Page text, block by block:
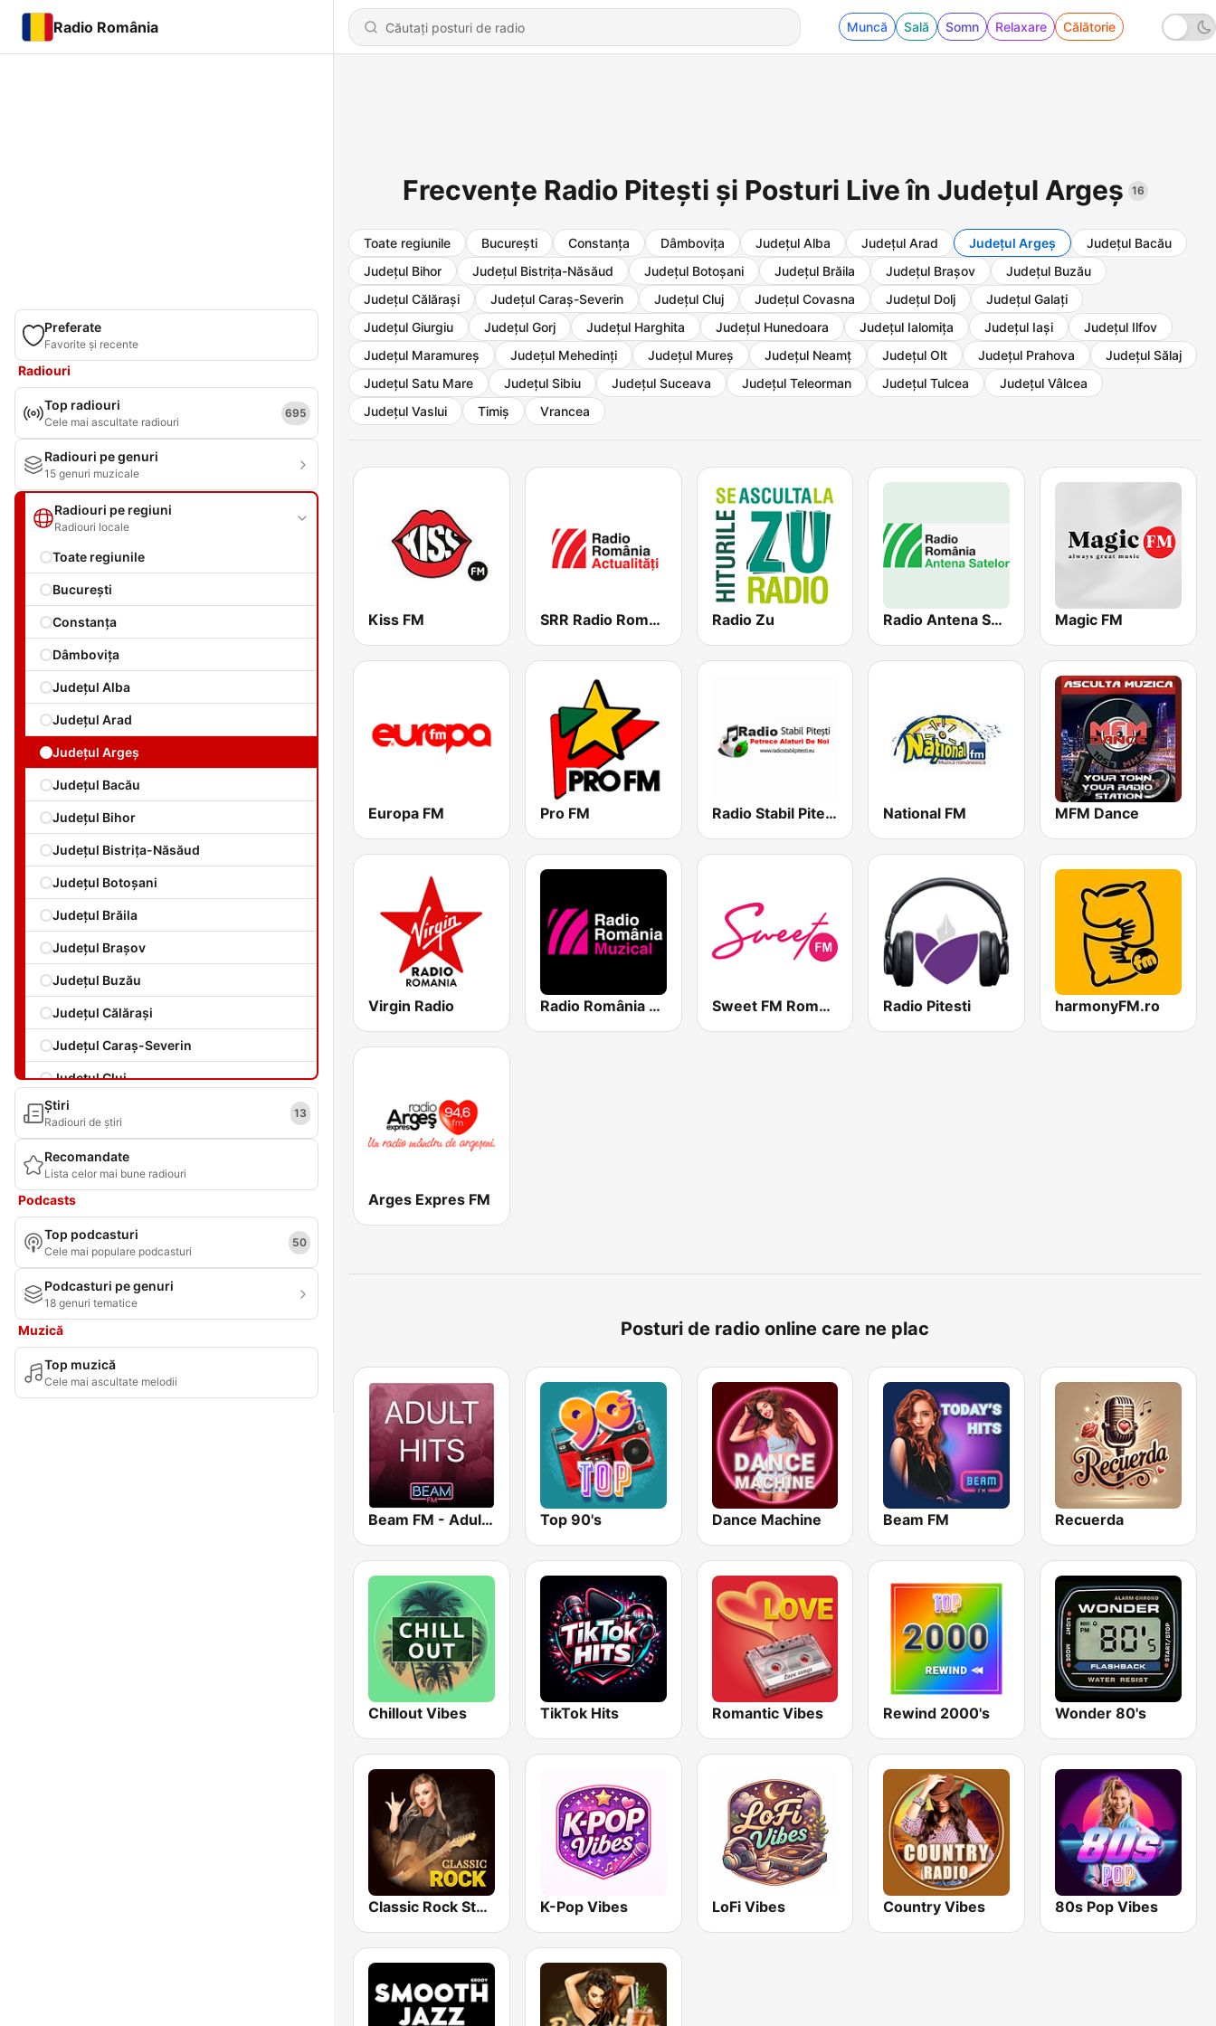
Radio România Muncă Sală Somn Relaxare Călătorie
Preferate
Favorite și recente
Radiouri
Top radiouri
Cele mai ascultate radiouri
695
Radiouri pe genuri
15 genuri muzicale
Radiouri pe regiuni
Radiouri locale
Toate regiunile
Bucureşti
Constanța
Dâmboviţa
Județul Alba
Județul Arad
Județul Argeș
Județul Bacău
Județul Bihor
Județul Bistrița-Năsăud
Județul Botoșani
Județul Brăila
Județul Brașov
Județul Buzău
Județul Călărași
Județul Caraș-Severin
Județul Cluj
Județul Covasna
Județul Dolj
Județul Galați
Județul Giurgiu
Județul Gorj
Județul Harghita
Județul Hunedoara
Județul Ialomița
Județul Iași
Județul Ilfov
Știri
Radiouri de știri
13
Recomandate
Lista celor mai bune radiouri
Podcasts
Top podcasturi
Cele mai populare podcasturi
50
Podcasturi pe genuri
18 genuri tematice
Muzică
Top muzică
Cele mai ascultate melodii
Frecvențe Radio Pitești și Posturi Live în Județul Argeș 16
Toate regiunile Bucureşti Constanța Dâmboviţa Județul Alba Județul Arad Județul Argeș
Județul Bacău
Județul Bihor
Județul Bistrița-Năsăud Județul Botoșani Județul Brăila Județul Brașov
Județul Buzău
Județul Călărași
Județul Caraș-Severin Județul Cluj Județul Covasna Județul Dolj
Județul Galați
Județul Giurgiu
Județul Gorj Județul Harghita Județul Hunedoara Județul Ialomița Județul Iași
Județul Ilfov
Județul Maramureș
Județul Mehedinți Județul Mureș Județul Neamț Județul Olt Județul Prahova
Județul Sălaj
Județul Satu Mare
Județul Sibiu Județul Suceava Judeţul Teleorman Județul Tulcea
Județul Vâlcea
Județul Vaslui
Timiș Vrancea
Kiss FM SRR Radio România Actualităţi Radio Zu Radio Antena Satelor Magic FM
Europa FM Pro FM Radio Stabil Pitesti National FM MFM Dance
Virgin Radio Radio România Muzical Sweet FM Romania Radio Pitesti harmonyFM.ro
Arges Expres FM
Posturi de radio online care ne plac
Beam FM - Adult Hits Top 90's Dance Machine Beam FM Recuerda
Chillout Vibes TikTok Hits Romantic Vibes Rewind 2000's Wonder 80's
Classic Rock Station K-Pop Vibes LoFi Vibes Country Vibes 80s Pop Vibes